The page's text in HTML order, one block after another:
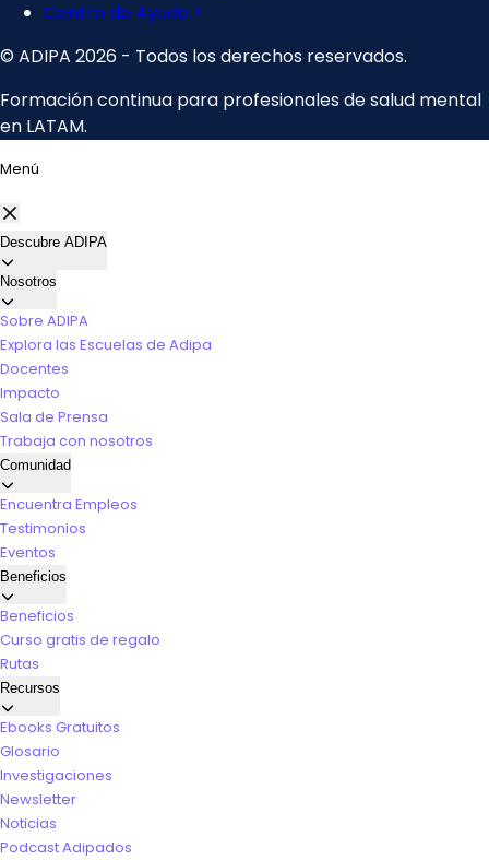
Menú
Descubre ADIPA
Nosotros
Sobre ADIPA
Explora las Escuelas de Adipa
Docentes
Impacto
Sala de Prensa
Trabaja con nosotros
Comunidad
Encuentra Empleos
Testimonios
Eventos
Beneficios
Beneficios
Curso gratis de regalo
Rutas
Recursos
Ebooks Gratuitos
Glosario
Investigaciones
Newsletter
Noticias
Podcast Adipados